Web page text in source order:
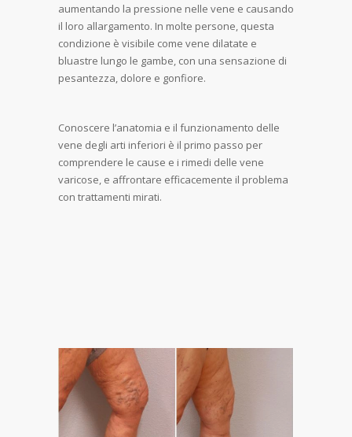
aumentando la pressione nelle vene e causando
il loro allargamento. In molte persone, questa
condizione è visibile come vene dilatate e
bluastre lungo le gambe, con una sensazione di
pesantezza, dolore e gonfiore.
Conoscere l’anatomia e il funzionamento delle
vene degli arti inferiori è il primo passo per
comprendere le cause e i rimedi delle vene
varicose, e affrontare efficacemente il problema
con trattamenti mirati.